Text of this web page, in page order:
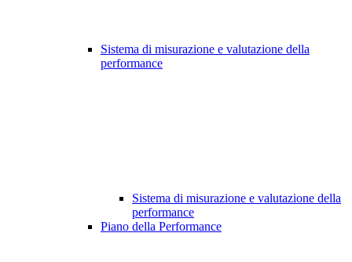
Sistema di misurazione e valutazione della
performance
Sistema di misurazione e valutazione della
performance
Piano della Performance